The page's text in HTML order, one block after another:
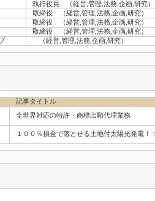
執行役員 （経営,管理,法務,企画,研究）
取締役 （経営,管理,法務,企画,研究）
取締役 （経営,管理,法務,企画,研究）
取締役 （経営,管理,法務,企画,研究）
（経営,管理,法務,企画,研究）
記事タイトル
全世界対応の特許・商標出願代理業務
１００％損金で落とせる土地付太陽光発電！！